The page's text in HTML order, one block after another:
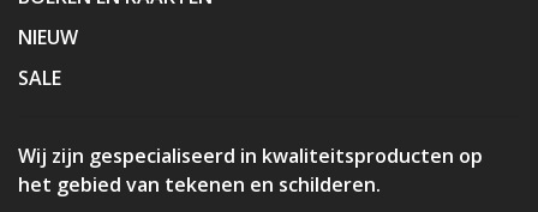
NIEUW
SALE
Wij zijn gespecialiseerd in kwaliteitsproducten op
het gebied van tekenen en schilderen.